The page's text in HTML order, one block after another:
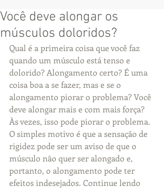
Você deve alongar os
músculos doloridos?
Qual é a primeira coisa que você faz
quando um músculo está tenso e
dolorido? Alongamento certo? É uma
coisa boa a se fazer, mas e se o
alongamento piorar o problema? Você
deve alongar mais e com mais força?
Às vezes, isso pode piorar o problema.
O simples motivo é que a sensação de
rigidez pode ser um aviso de que o
músculo não quer ser alongado e,
portanto, o alongamento pode ter
efeitos indesejados. Continue lendo